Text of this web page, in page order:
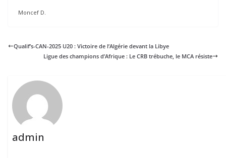
Moncef D.
Qualif’s-CAN-2025 U20 : Victoire de l’Algérie devant la Libye
Ligue des champions d’Afrique : Le CRB trébuche, le MCA résiste
admin